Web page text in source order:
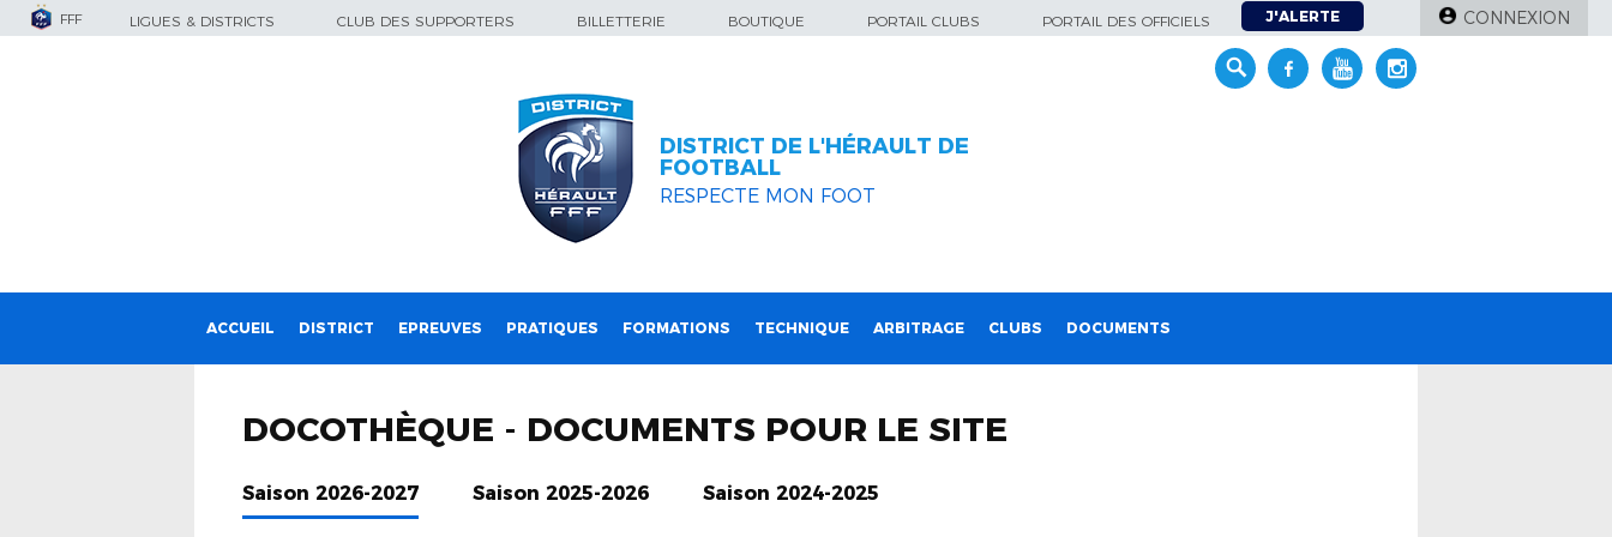
FFF LIGUES & DISTRICTS CLUB DES SUPPORTERS BILLETTERIE BOUTIQUE PORTAIL CLUBS PORTAIL DES OFFICIELS J'ALERTE CONNEXION
DISTRICT DE L'HÉRAULT DE
FOOTBALL
RESPECTE MON FOOT
ACCUEIL DISTRICT EPREUVES PRATIQUES FORMATIONS TECHNIQUE ARBITRAGE CLUBS DOCUMENTS
DOCOTHÈQUE - DOCUMENTS POUR LE SITE
Saison 2026-2027 Saison 2025-2026 Saison 2024-2025